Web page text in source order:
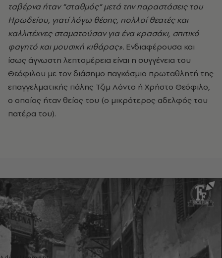
ταβέρνα ήταν “σταθμός” μετά την παραστάσεις του
Ηρωδείου, γιατί λόγω θέσης, πολλοί θεατές και
καλλιτέχνες σταματούσαν για ένα κρασάκι, σπιτικό
φαγητό και μουσική κιθάρας». Ενδιαφέρουσα και
ίσως άγνωστη λεπτομέρεια είναι η συγγένεια του
Θεόφιλου με τον διάσημο παγκόσμιο πρωταθλητή της
επαγγελματικής πάλης Τζιμ Λόντο ή Χρήστο Θεόφιλο,
ο οποίος ήταν θείος του (ο μικρότερος αδελφός του
πατέρα του).